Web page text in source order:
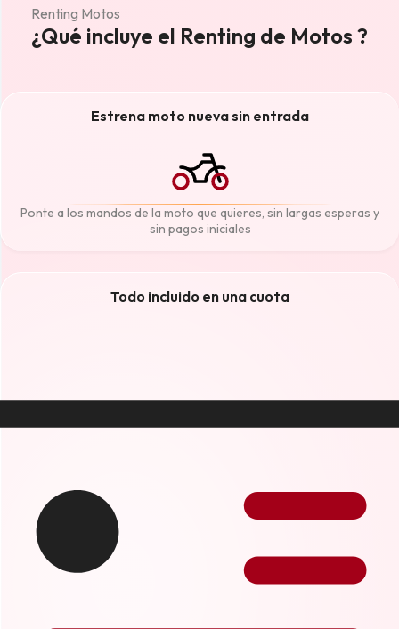
Renting Motos
¿Qué incluye el Renting de Motos ?
Estrena moto nueva sin entrada
Ponte a los mandos de la moto que quieres, sin largas esperas y
sin pagos iniciales
Todo incluido en una cuota